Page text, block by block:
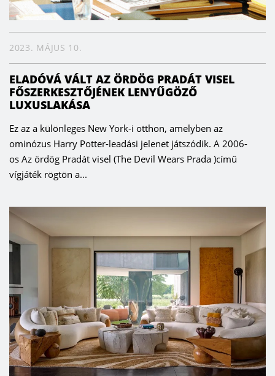
2023. MÁJUS 10.
ELADÓVÁ VÁLT AZ ÖRDÖG PRADÁT VISEL
FŐSZERKESZTŐJÉNEK LENYŰGÖZŐ
LUXUSLAKÁSA
Ez az a különleges New York-i otthon, amelyben az
ominózus Harry Potter-leadási jelenet játszódik. A 2006-
os Az ördög Pradát visel (The Devil Wears Prada )című
vígjáték rögtön a...